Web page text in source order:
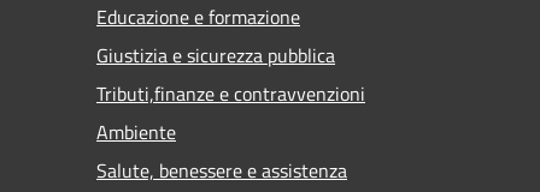
Educazione e formazione
Giustizia e sicurezza pubblica
Tributi,finanze e contravvenzioni
Ambiente
Salute, benessere e assistenza